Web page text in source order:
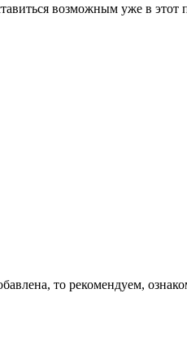
возможным уже в
то рекомендуем,